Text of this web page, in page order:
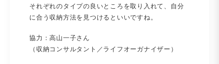
それぞれのタイプの良いところを取り入れて、自分
に合う収納方法を見つけるといいですね。
協力：高山一子さん
（収納コンサルタント／ライフオーガナイザー）